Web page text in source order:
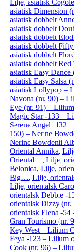
Lilje, asiatisk
asiatisk Dimension
asiatisk dobbelt
asiatisk dobbelt
asiatisk dobbelt
asiatisk dobbelt
asiatisk dobbelt
asiatisk dobbelt
asiatisk Easy
asiatisk Easy Salsa
asiatisk Lollypop –
Navona (nr. 90) –
Eye (nr. 91) –
Magic Star -133 –
Serene Angel -132
150) – Nerine
Nerine Bowdenii
Oriental Annika,
Oriental…, Lilje,
Belonica, Lilje,
Big…, Lilje,
Lilje, orientalsk
orientalsk Debbie -
orientalsk Dizzy
orientalsk Elena -
Gran Tourismo (nr.
Key West – Lilium
Feya -123 – Lilium
Cook (nr. 96) –